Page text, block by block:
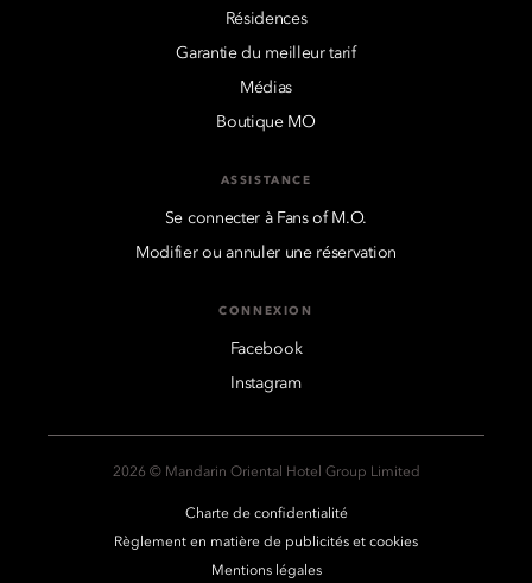
Résidences
Garantie du meilleur tarif
Médias
Boutique MO
ASSISTANCE
Se connecter à Fans of M.O.
Modifier ou annuler une réservation
CONNEXION
Facebook
Instagram
2026 © Mandarin Oriental Hotel Group Limited
Charte de confidentialité
Règlement en matière de publicités et cookies
Mentions légales